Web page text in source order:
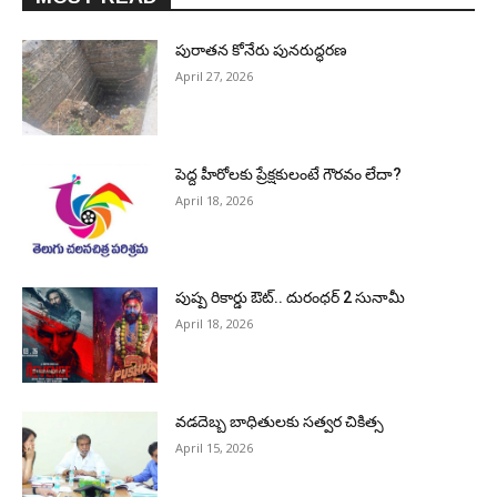
పురాత‌న కోనేరు పున‌రుద్ధ‌ర‌ణ
April 27, 2026
పెద్ద హీరోల‌కు ప్రేక్ష‌కులంటే గౌర‌వం లేదా?
April 18, 2026
పుష్ప రికార్డు ఔట్‌.. దురంధ‌ర్ 2 సునామీ
April 18, 2026
వడదెబ్బ బాధితులకు సత్వర చికిత్స
April 15, 2026